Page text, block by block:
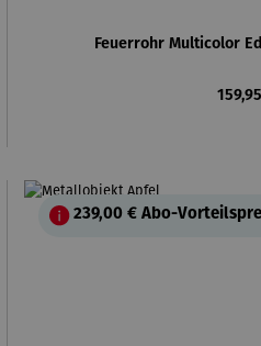
Feuerrohr Multicolor
239,00 € Abo-